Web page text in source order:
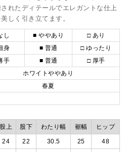
れたディテールでエレガントな仕上
しく引き立てます。
し ■ ややあり
□ あり
身 ■ 普通
□ ゆったり
手 ■ 普通
□ 厚手
ホワイトややあり
春夏
股上 股下 わたり幅 裾幅 ヒップ
24 22 30.5 25 48